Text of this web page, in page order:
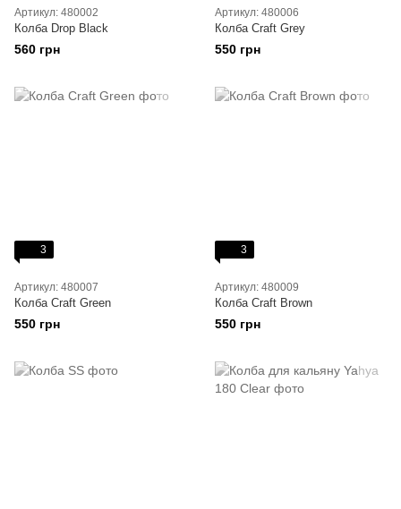
Артикул: 480002
Колба Drop Black
560 грн
Артикул: 480006
Колба Craft Grey
550 грн
3
Артикул: 480007
Колба Craft Green
550 грн
3
Артикул: 480009
Колба Craft Brown
550 грн